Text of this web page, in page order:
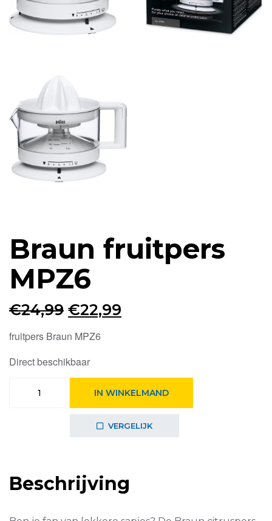
Braun fruitpers
MPZ6
€24,99 Oorspronkelijke
prijs
€24,99.
€22,99
€22,99.
fruitpers Braun MPZ6
Direct beschikbaar
fruitpers
IN WINKELMAND
VERGELIJK
Beschrijving